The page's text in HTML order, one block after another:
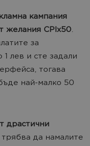
кампания
желания CPIx50.
за
лев и сте задали
тогава
най-малко 50
драстични
да намалите